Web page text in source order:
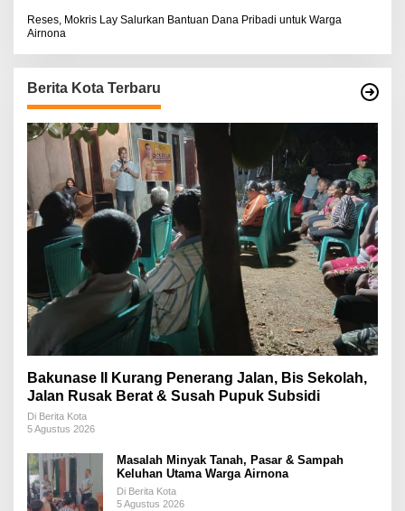
Reses, Mokris Lay Salurkan Bantuan Dana Pribadi untuk Warga
Airnona
Berita Kota Terbaru
Bakunase II Kurang Penerang Jalan, Bis Sekolah,
Jalan Rusak Berat & Susah Pupuk Subsidi
Di Berita Kota
5 Agustus 2026
Masalah Minyak Tanah, Pasar & Sampah
Keluhan Utama Warga Airnona
Di Berita Kota
5 Agustus 2026